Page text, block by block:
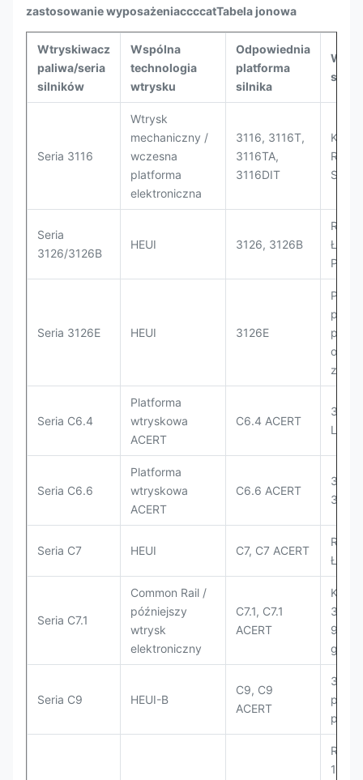
zastosowanie wyposażeniaccccatTabela jonowa
Wtryskiwacz
paliwa/seria
silników
Wspólna
technologia
wtrysku
Odpowiednia
platforma
silnika
Seria 3116
Wtrysk
mechaniczny /
wczesna
platforma
elektroniczna
3116, 3116T,
3116TA,
3116DIT
Seria
3126/3126B
HEUI 3126, 3126B
Seria 3126E HEUI 3126E
Seria C6.4
Platforma
wtryskowa
ACERT
C6.4 ACERT
320D
LRR;
Seria C6.6
Platforma
wtryskowa
ACERT
C6.6 ACERT
320D
320E
Seria C7 HEUI C7, C7 ACERT
Seria C7.1
Common Rail /
późniejszy
wtrysk
elektroniczny
C7.1, C7.1
ACERT
950,
Seria C9 HEUI-B
C9, C9
ACERT